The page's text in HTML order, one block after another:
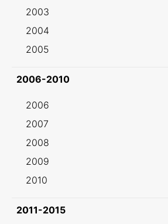
2003
2004
2005
2006-2010
2006
2007
2008
2009
2010
2011-2015